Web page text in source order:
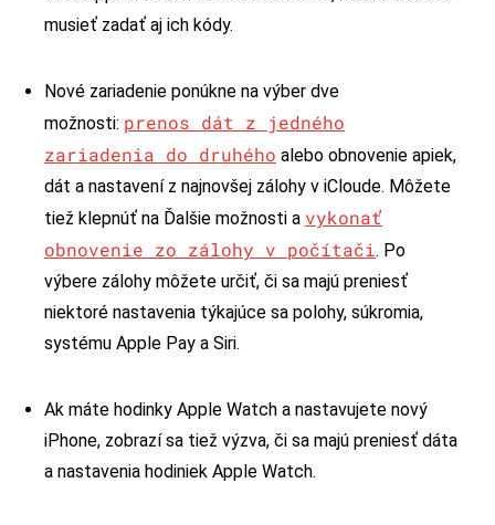
musieť zadať aj ich kódy.
Nové zariadenie ponúkne na výber dve
možnosti: prenos dát z jedného
zariadenia do druhého alebo obnovenie apiek,
dát a nastavení z najnovšej zálohy v iCloude. Môžete
tiež klepnúť na Ďalšie možnosti a vykonať
obnovenie zo zálohy v počítači. Po
výbere zálohy môžete určiť, či sa majú preniesť
niektoré nastavenia týkajúce sa polohy, súkromia,
systému Apple Pay a Siri.
Ak máte hodinky Apple Watch a nastavujete nový
iPhone, zobrazí sa tiež výzva, či sa majú preniesť dáta
a nastavenia hodiniek Apple Watch.